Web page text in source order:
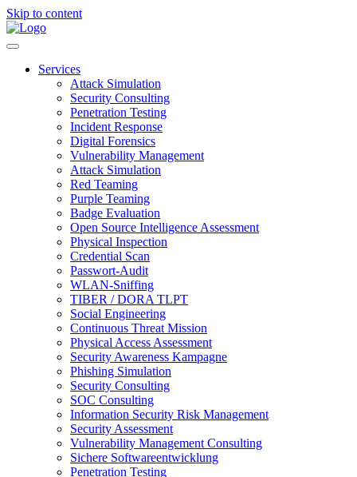
Skip to content
Services
Attack Simulation
Security Consulting
Penetration Testing
Incident Response
Digital Forensics
Vulnerability Management
Attack Simulation
Red Teaming
Purple Teaming
Badge Evaluation
Open Source Intelligence Assessment
Physical Inspection
Credential Scan
Passwort-Audit
WLAN-Sniffing
TIBER / DORA TLPT
Social Engineering
Continuous Threat Mission
Physical Access Assessment
Security Awareness Kampagne
Phishing Simulation
Security Consulting
SOC Consulting
Information Security Risk Management
Security Assessment
Vulnerability Management Consulting
Sichere Softwareentwicklung
Penetration Testing